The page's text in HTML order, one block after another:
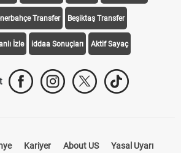
Transfer Beşiktaş Transfer
İzle iddaa Sonuçları Aktif Sayaç
Kariyer About US Yasal Uyarı